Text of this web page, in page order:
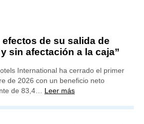
de su salida de
sin afectación a la caja”
International ha cerrado el primer
de 2026 con un beneficio neto
de 83,4… Leer más